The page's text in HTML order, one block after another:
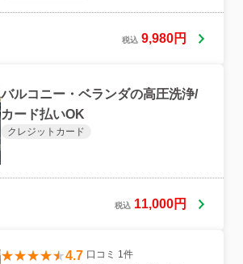
税込 9,980円
バルコニー・ベランダの高圧洗浄/
カード払いOK
クレジットカード
税込 11,000円
4.7 口コミ 1件